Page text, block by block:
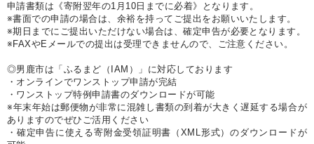
申請書類は《寄附翌年の1月10日までに必着》となります。
※書面での申請の場合は、余裕を持ってご提出をお願いいたします。
※期日までにご提出いただけない場合は、確定申告が必要となります。
※FAXやEメールでの提出は受理できませんので、ご注意ください。
◎男鹿市は「ふるまど（IAM）」に対応しております
・オンラインでワンストップ申請が完結
・ワンストップ特例申請書のダウンロードが可能
※年末年始は郵便物が非常に混雑し書類の到着が大きく遅延する場合が
ありますのでぜひご活用ください
・確定申告に使える寄附金受領証明書（XML形式）のダウンロードが